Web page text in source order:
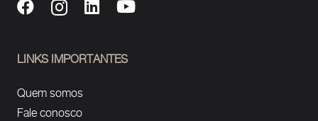
LINKS IMPORTANTES
Quem somos
Fale conosco